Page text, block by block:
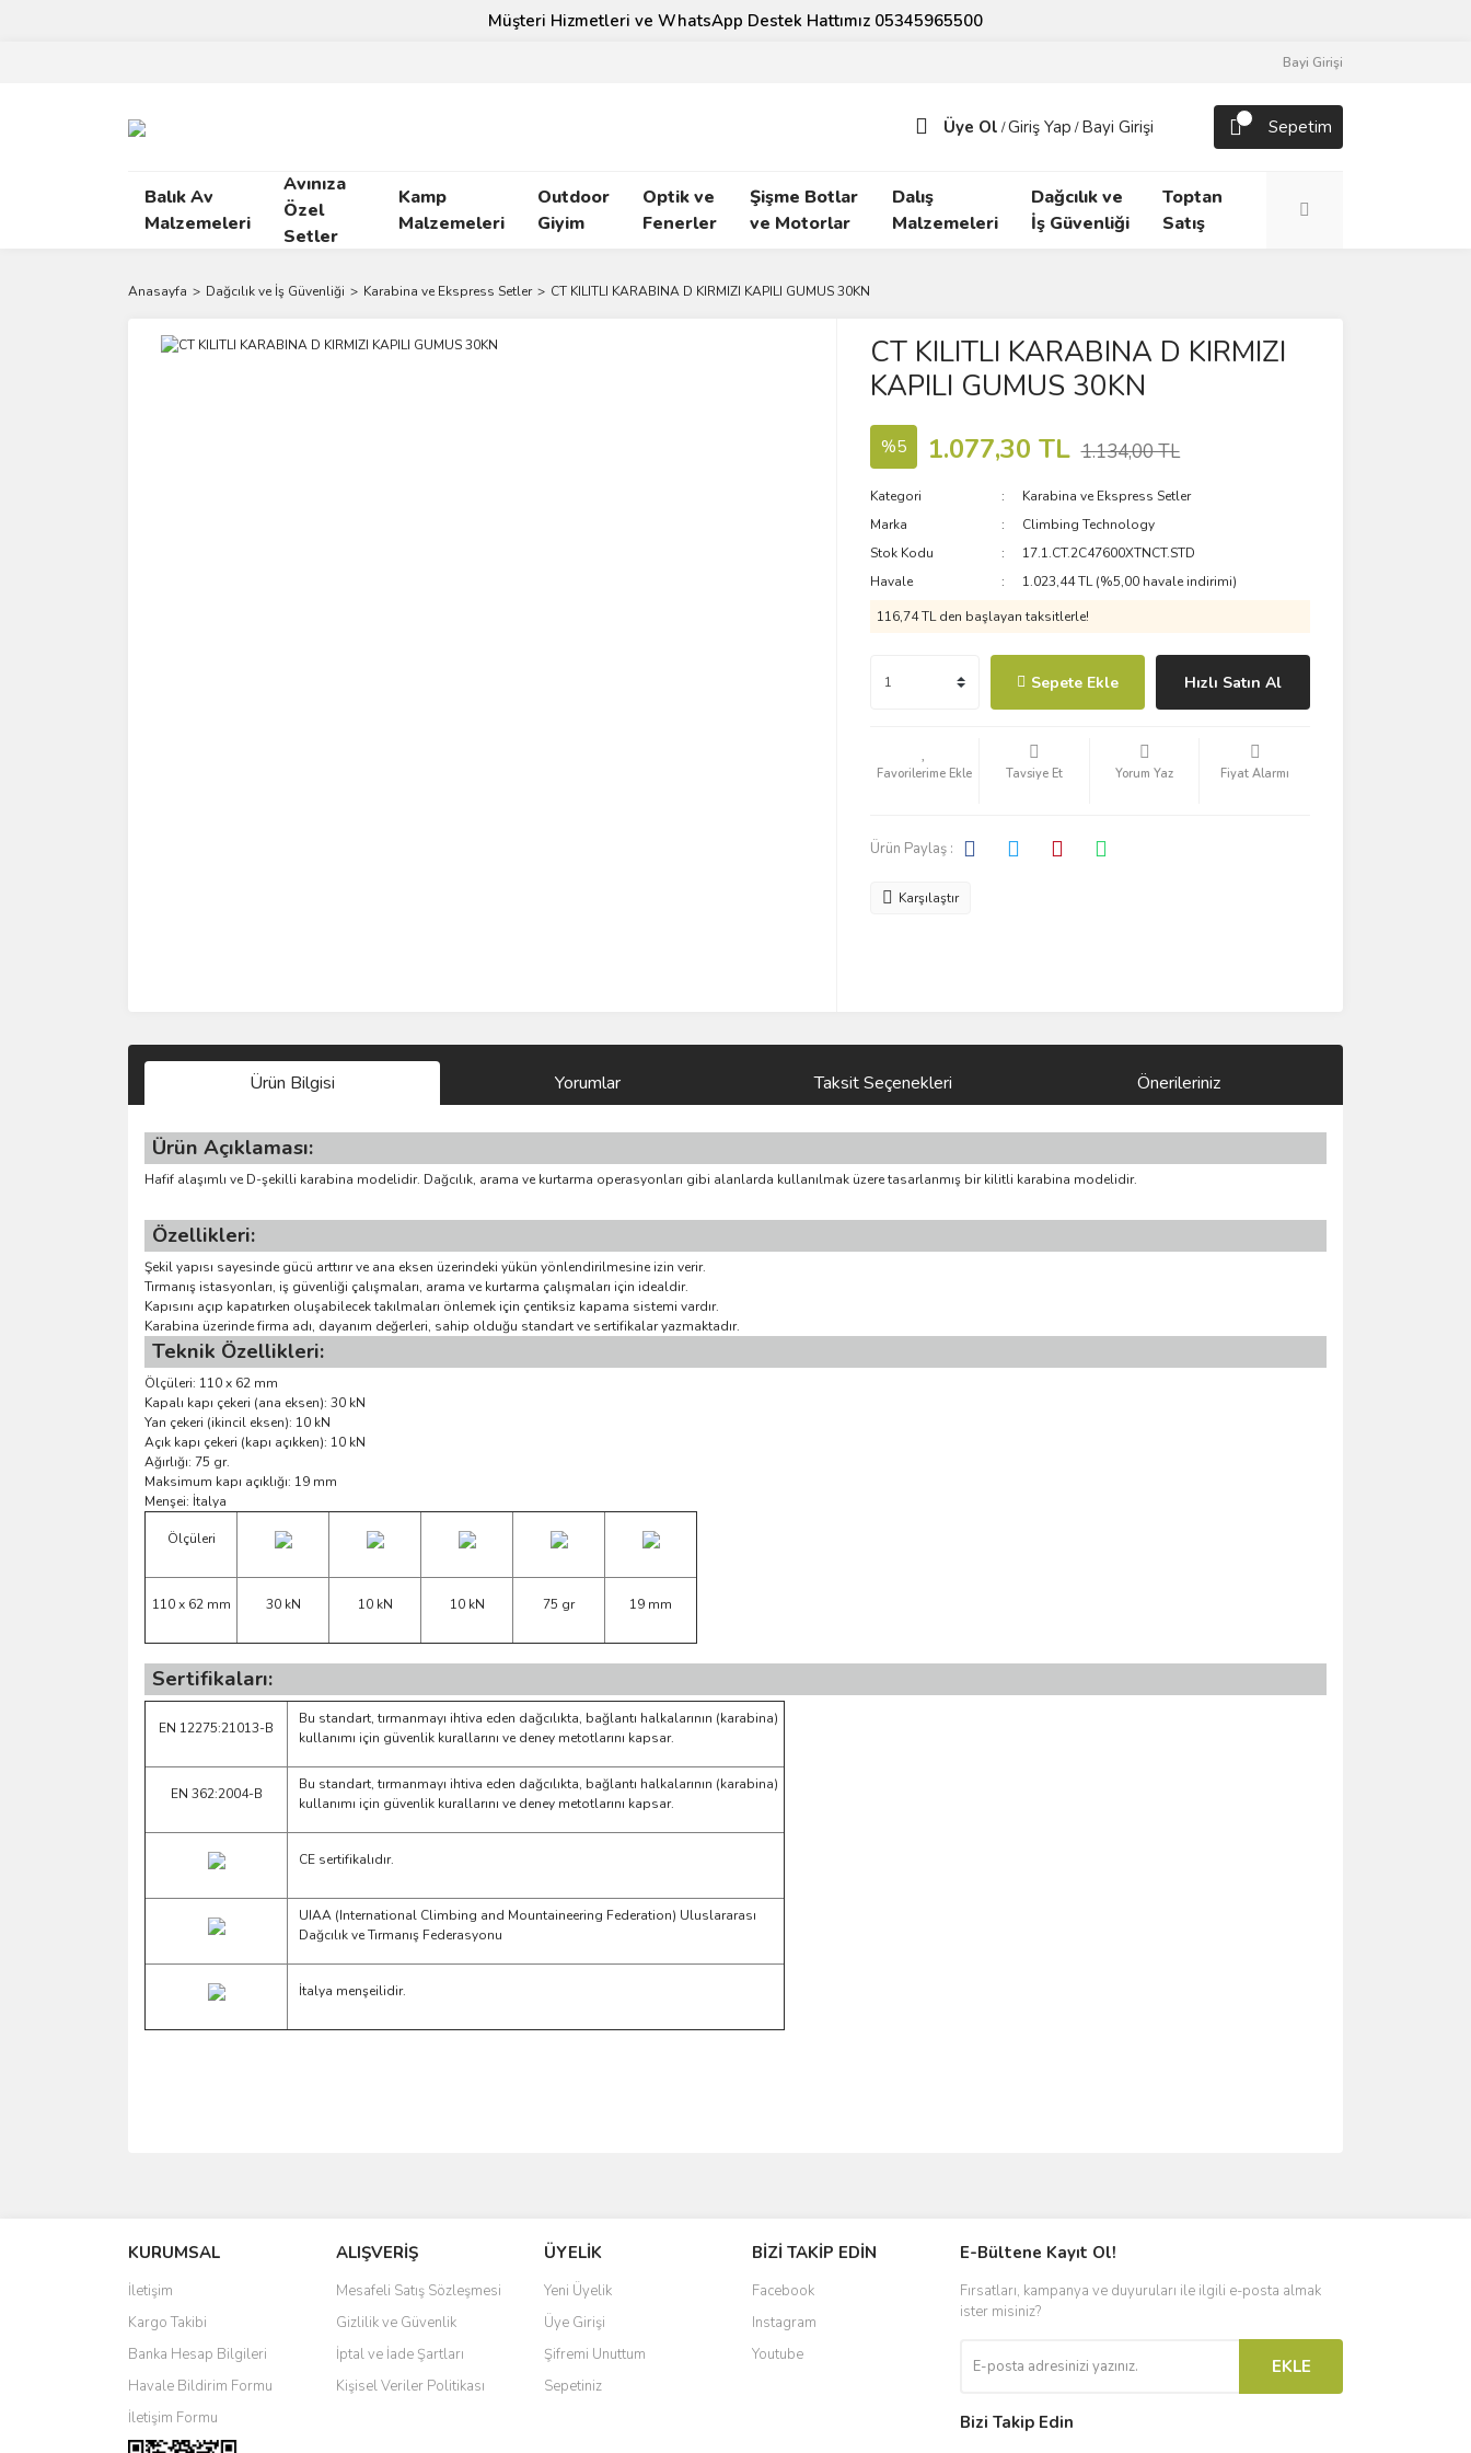
Müşteri Hizmetleri ve WhatsApp Destek Hattımız 05345965500
Bayi Girişi
Üye Ol /Giriş Yap / Bayi Girişi Sepetim
Balık Av
Malzemeleri
Avınıza
Özel
Setler
Kamp
Malzemeleri
Outdoor
Giyim
Optik ve
Fenerler
Şişme Botlar
ve Motorlar
Dalış
Malzemeleri
Dağcılık ve
İş Güvenliği
Toptan
Satış
Anasayfa Dağcılık ve İş Güvenliği Karabina ve Ekspress Setler CT KILITLI KARABINA D KIRMIZI KAPILI GUMUS 30KN
CT KILITLI KARABINA D KIRMIZI
KAPILI GUMUS 30KN
%5 1.077,30 TL 1.134,00 TL
Kategori
Karabina ve Ekspress Setler
Marka
Climbing Technology
Stok Kodu
17.1.CT.2C47600XTNCT.STD
Havale
1.023,44 TL (%5,00 havale indirimi)
116,74 TL den başlayan taksitlerle!
Sepete Ekle Hızlı Satın Al
Tavsiye Et Yorum Yaz Fiyat Alarmı
Ürün Paylaş :
Karşılaştır
Ürün Bilgisi Yorumlar Taksit Seçenekleri Önerileriniz
Ürün Açıklaması:
Hafif alaşımlı ve D-şekilli karabina modelidir. Dağcılık, arama ve kurtarma operasyonları gibi alanlarda kullanılmak üzere tasarlanmış bir kilitli karabina modelidir.
Özellikleri:
Şekil yapısı sayesinde gücü arttırır ve ana eksen üzerindeki yükün yönlendirilmesine izin verir.
Tırmanış istasyonları, iş güvenliği çalışmaları, arama ve kurtarma çalışmaları için idealdir.
Kapısını açıp kapatırken oluşabilecek takılmaları önlemek için çentiksiz kapama sistemi vardır.
Karabina üzerinde firma adı, dayanım değerleri, sahip olduğu standart ve sertifikalar yazmaktadır.
Teknik Özellikleri:
Ölçüleri: 110 x 62 mm
Kapalı kapı çekeri (ana eksen): 30 kN
Yan çekeri (ikincil eksen): 10 kN
Açık kapı çekeri (kapı açıkken): 10 kN
Ağırlığı: 75 gr.
Maksimum kapı açıklığı: 19 mm
Menşei: İtalya
Ölçüleri
110 x 62 mm 30 kN 10 kN 10 kN 75 gr 19 mm
Sertifikaları:
EN 12275:21013-B
Bu standart, tırmanmayı ihtiva eden dağcılıkta, bağlantı halkalarının (karabina)
kullanımı için güvenlik kurallarını ve deney metotlarını kapsar.
EN 362:2004-B
Bu standart, tırmanmayı ihtiva eden dağcılıkta, bağlantı halkalarının (karabina)
kullanımı için güvenlik kurallarını ve deney metotlarını kapsar.
CE sertifikalıdır.
UIAA (International Climbing and Mountaineering Federation) Uluslararası
Dağcılık ve Tırmanış Federasyonu
İtalya menşeilidir.
Ürün resmi kalitesiz, bozuk veya görüntülenemiyor.
Ürün açıklamasında eksik bilgiler bulunuyor.
Ürün bilgilerinde hatalar bulunuyor.
Ürün fiyatı diğer sitelerden daha pahalı.
Bu ürüne benzer farklı alternatifler olmalı.
KURUMSAL
İletişim
Kargo Takibi
Banka Hesap Bilgileri
Havale Bildirim Formu
İletişim Formu
ALIŞVERİŞ
Mesafeli Satış Sözleşmesi
Gizlilik ve Güvenlik
İptal ve İade Şartları
Kişisel Veriler Politikası
ÜYELİK
Yeni Üyelik
Üye Girişi
Şifremi Unuttum
Sepetiniz
BİZİ TAKİP EDİN
Facebook
Instagram
Youtube
E-Bültene Kayıt Ol!
Fırsatları, kampanya ve duyuruları ile ilgili e-posta almak
ister misiniz?
EKLE
Bizi Takip Edin